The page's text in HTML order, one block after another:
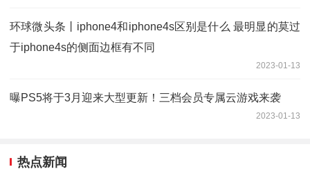
环球微头条丨iphone4和iphone4s区别是什么 最明显的莫过
于iphone4s的侧面边框有不同
2023-01-13
曝PS5将于3月迎来大型更新！三档会员专属云游戏来袭
2023-01-13
热点新闻